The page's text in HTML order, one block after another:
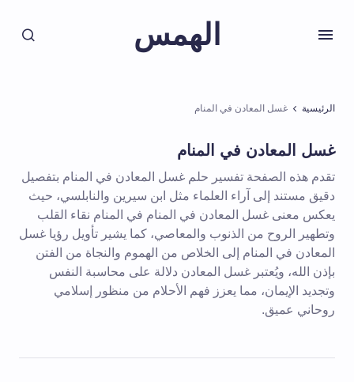
الهمس
الرئيسية غسل المعادن في المنام
غسل المعادن في المنام
تقدم هذه الصفحة تفسير حلم غسل المعادن في المنام بتفصيل
دقيق مستند إلى آراء العلماء مثل ابن سيرين والنابلسي، حيث
يعكس معنى غسل المعادن في المنام في المنام نقاء القلب
وتطهير الروح من الذنوب والمعاصي، كما يشير تأويل رؤيا غسل
المعادن في المنام إلى الخلاص من الهموم والنجاة من الفتن
بإذن الله، ويُعتبر غسل المعادن دلالة على محاسبة النفس
وتجديد الإيمان، مما يعزز فهم الأحلام من منظور إسلامي
روحاني عميق.